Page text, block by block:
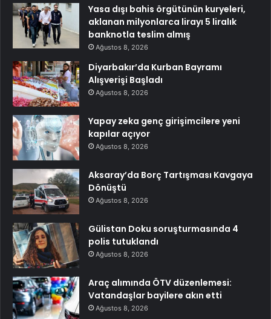
Yasa dışı bahis örgütünün kuryeleri,
aklanan milyonlarca lirayı 5 liralık
banknotla teslim almış
Ağustos 8, 2026
Diyarbakır’da Kurban Bayramı
Alışverişi Başladı
Ağustos 8, 2026
Yapay zeka genç girişimcilere yeni
kapılar açıyor
Ağustos 8, 2026
Aksaray’da Borç Tartışması Kavgaya
Dönüştü
Ağustos 8, 2026
Gülistan Doku soruşturmasında 4
polis tutuklandı
Ağustos 8, 2026
Araç alımında ÖTV düzenlemesi:
Vatandaşlar bayilere akın etti
Ağustos 8, 2026